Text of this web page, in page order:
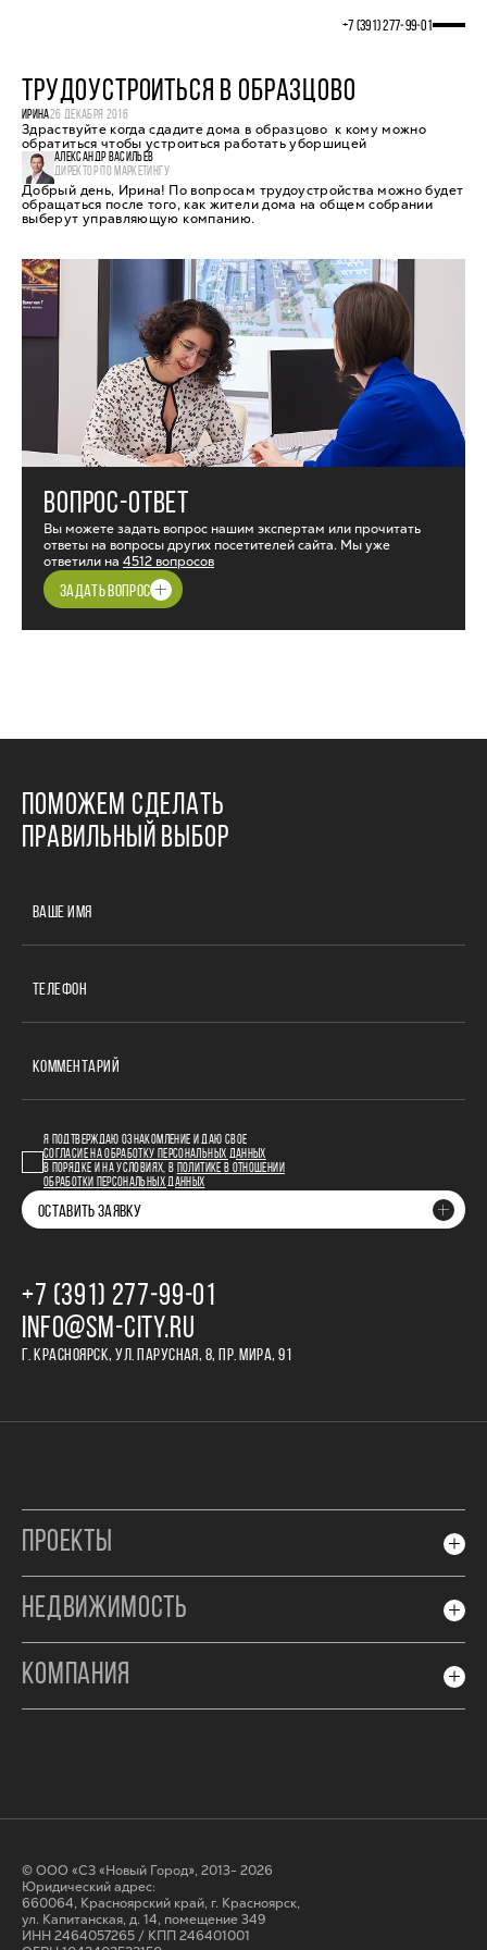
+7 (391) 277‒99‒01
ТРУДОУСТРОИТЬСЯ В ОБРАЗЦОВО
ИРИНА26 ДЕКАБРЯ 2016
Здраствуйте когда сдадите дома в образцово к кому можно
обратиться чтобы устроиться работать уборшицей
АЛЕКСАНДР ВАСИЛЬЕВ
ДИРЕКТОР ПО МАРКЕТИНГУ
Добрый день, Ирина! По вопросам трудоустройства можно будет
обращаться после того, как жители дома на общем собрании
выберут управляющую компанию.
ВОПРОС-ОТВЕТ
Вы можете задать вопрос нашим экспертам или прочитать
ответы на вопросы других посетителей сайта. Мы уже
ответили на 4512 вопросов
ЗАДАТЬ ВОПРОС
ПОМОЖЕМ СДЕЛАТЬ
ПРАВИЛЬНЫЙ ВЫБОР
ВАШЕ ИМЯ
ТЕЛЕФОН
КОММЕНТАРИЙ
Я ПОДТВЕРЖДАЮ ОЗНАКОМЛЕНИЕ И ДАЮ СВОЕ
СОГЛАСИЕ НА ОБРАБОТКУ ПЕРСОНАЛЬНЫХ ДАННЫХ
В ПОРЯДКЕ И НА УСЛОВИЯХ, В
ПОЛИТИКЕ В ОТНОШЕНИИ
ОБРАБОТКИ ПЕРСОНАЛЬНЫХ ДАННЫХ
ОСТАВИТЬ ЗАЯВКУ
+7 (391) 277‒99‒01
INFO@SM-CITY.RU
Г. КРАСНОЯРСК, УЛ. ПАРУСНАЯ, 8, ПР. МИРА, 91
ПРОЕКТЫ
НЕДВИЖИМОСТЬ
КОМПАНИЯ
© ООО «СЗ «Новый Город», 2013- 2026
Юридический адрес:
660064, Красноярский край, г. Красноярск,
ул. Капитанская, д. 14, помещение 349
ИНН 2464057265 / КПП 246401001